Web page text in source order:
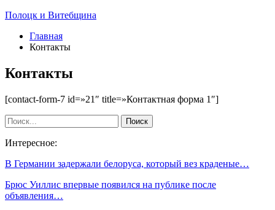
Полоцк и Витебщина
Главная
Контакты
Контакты
[contact-form-7 id=»21″ title=»Контактная форма 1″]
Интересное:
В Германии задержали белоруса, который вез краденые…
Брюс Уиллис впервые появился на публике после
объявления…